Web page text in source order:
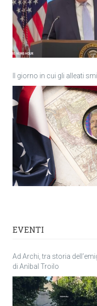
Il giorno in cui gli alleati
EVENTI
Ad Archi, tra storia
di Anìbal Troilo